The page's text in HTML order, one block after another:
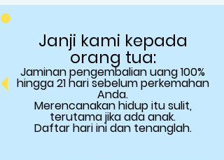
Janji kami kepada
orang tua:
Jaminanpengembalian uang 100%
hingga 21 hari sebelum perkemahan
Anda.
Merencanakan hidup itu sulit,
terutama jika ada anak.
Daftar hari ini dan tenanglah.